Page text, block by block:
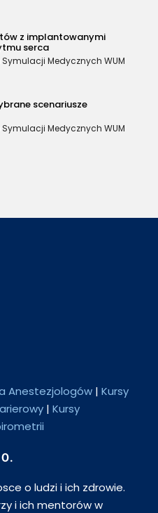
z implantowanymi
serca
Medycznych WUM
scenariusze
Medycznych WUM
Anestezjologów | Kursy
| Kursy
o ludzi i ich zdrowie.
i ich mentorów w